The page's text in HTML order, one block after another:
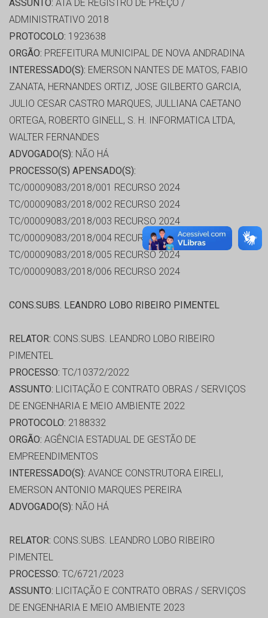
ASSUNTO: ATA DE REGISTRO DE PREÇO /
ADMINISTRATIVO 2018
PROTOCOLO: 1923638
ORGÃO: PREFEITURA MUNICIPAL DE NOVA ANDRADINA
INTERESSADO(S): EMERSON NANTES DE MATOS, FABIO
ZANATA, HERNANDES ORTIZ, JOSE GILBERTO GARCIA,
JULIO CESAR CASTRO MARQUES, JULLIANA CAETANO
ORTEGA, ROBERTO GINELL, S. H. INFORMATICA LTDA,
WALTER FERNANDES
ADVOGADO(S): NÃO HÁ
PROCESSO(S) APENSADO(S):
TC/00009083/2018/001 RECURSO 2024
TC/00009083/2018/002 RECURSO 2024
TC/00009083/2018/003 RECURSO 2024
TC/00009083/2018/004 RECURSO 2024
TC/00009083/2018/005 RECURSO 2024
TC/00009083/2018/006 RECURSO 2024
CONS.SUBS. LEANDRO LOBO RIBEIRO PIMENTEL
RELATOR: CONS.SUBS. LEANDRO LOBO RIBEIRO
PIMENTEL
PROCESSO: TC/10372/2022
ASSUNTO: LICITAÇÃO E CONTRATO OBRAS / SERVIÇOS
DE ENGENHARIA E MEIO AMBIENTE 2022
PROTOCOLO: 2188332
ORGÃO: AGÊNCIA ESTADUAL DE GESTÃO DE
EMPREENDIMENTOS
INTERESSADO(S): AVANCE CONSTRUTORA EIRELI,
EMERSON ANTONIO MARQUES PEREIRA
ADVOGADO(S): NÃO HÁ
RELATOR: CONS.SUBS. LEANDRO LOBO RIBEIRO
PIMENTEL
PROCESSO: TC/6721/2023
ASSUNTO: LICITAÇÃO E CONTRATO OBRAS / SERVIÇOS
DE ENGENHARIA E MEIO AMBIENTE 2023